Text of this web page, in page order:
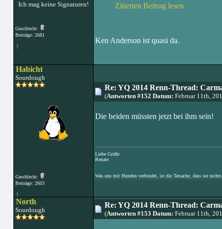
Ich mag keine Signaturen!
Geschlecht:
Beiträge: 2681
|
Zitierten Beitrag lesen
Ken Anderson ist quasi da.
Habicht
Sourdough
Geschlecht:
Beiträge: 2603
|
Re: YQ 2014 Renn-Thread:
(Antworten #152 Datum: Februar 11th,
Die beiden müssten jetzt bei ihm sein!
Liebe Grüße
Renate
Was uns mit Hunden verbindet, ist die Tatsache, dass sie nichts
North
Sourdough
Re: YQ 2014 Renn-Thread:
(Antworten #153 Datum: Februar 11th,